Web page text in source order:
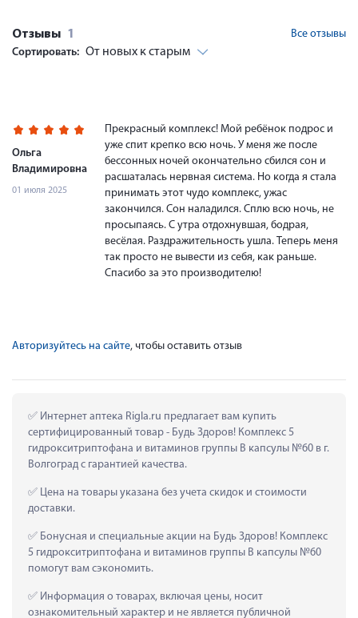
Отзывы 1
Все отзывы
Сортировать: От новых к старым
Ольга
Владимировна
01 июля 2025
Прекрасный комплекс! Мой ребёнок подрос и
уже спит крепко всю ночь. У меня же после
бессонных ночей окончательно сбился сон и
расшаталась нервная система. Но когда я стала
принимать этот чудо комплекс, ужас
закончился. Сон наладился. Сплю всю ночь, не
просыпаясь. С утра отдохнувшая, бодрая,
весёлая. Раздражительность ушла. Теперь меня
так просто не вывести из себя, как раньше.
Спасибо за это производителю!
Авторизуйтесь на сайте, чтобы оставить отзыв
Интернет аптека Rigla.ru предлагает вам купить
сертифицированный товар - Будь Здоров! Комплекс 5
гидрокситриптофана и витаминов группы В капсулы №60 в г.
Волгоград с гарантией качества.
Цена на товары указана без учета скидок и стоимости
доставки.
Бонусная и специальные акции на Будь Здоров! Комплекс
5 гидрокситриптофана и витаминов группы В капсулы №60
помогут вам сэкономить.
Информация о товарах, включая цены, носит
ознакомительный характер и не является публичной